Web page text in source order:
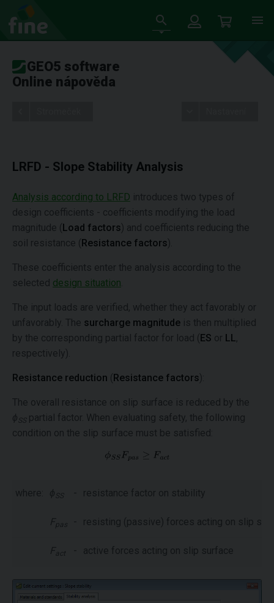
GEO5 software
Online nápověda
LRFD - Slope Stability Analysis
Analysis according to LRFD introduces two types of
design coefficients - coefficients modifying the load
magnitude ( Load factors) and coefficients reducing the
soil resistance ( Resistance factors).
These coefficients enter the analysis according to the
selected design situation
The input loads are verified, whether they act favorably or
unfavorably. The surcharge magnitude is then multiplied
by the corresponding partial factor for load ( ES or LL,
respectively).
Resistance reduction ( Resistance factors):
The overall resistance on slip surface is reduced by the
ϕ SSpartial factor. When evaluating safety, the following
condition on the slip surface must be satisfied:
where: ϕ - resistance factor on stability
Fpas - resisting (passive) forces acting on slip
F act - active forces acting on slip surface